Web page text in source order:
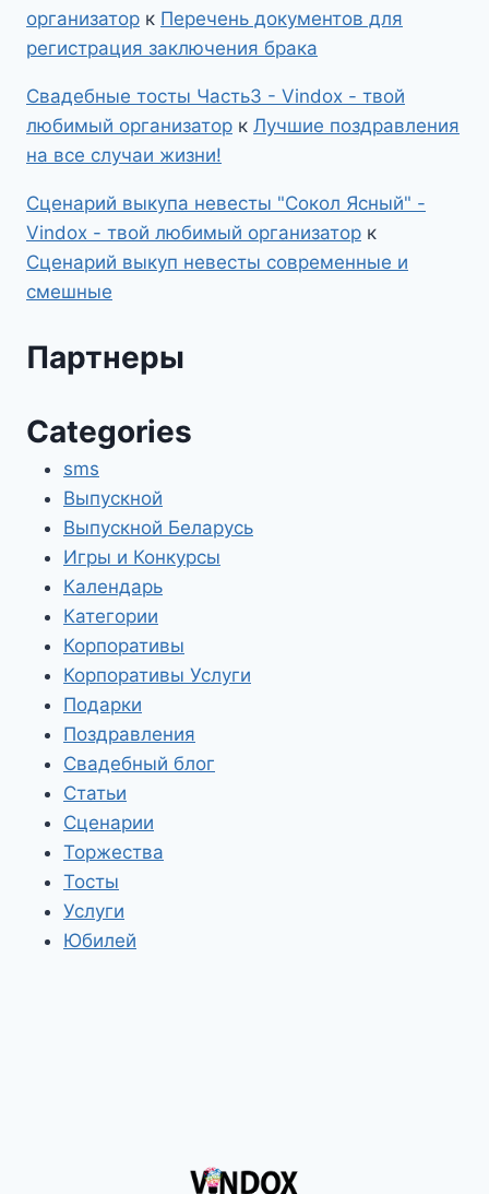
организатор к Перечень документов для
регистрация заключения брака
Свадебные тосты Часть3 - Vindox - твой
любимый организатор к Лучшие поздравления
на все случаи жизни!
Сценарий выкупа невесты "Сокол Ясный" -
Vindox - твой любимый организатор к
Сценарий выкуп невесты современные и
смешные
Партнеры
Categories
sms
Выпускной
Выпускной Беларусь
Игры и Конкурсы
Календарь
Категории
Корпоративы
Корпоративы Услуги
Подарки
Поздравления
Свадебный блог
Статьи
Сценарии
Торжества
Тосты
Услуги
Юбилей